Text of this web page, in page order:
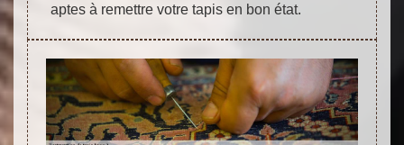
aptes à remettre votre tapis en bon état.